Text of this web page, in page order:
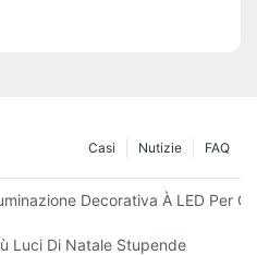
FAQ
Nutizie
Casi
Decorativa À LED Per
Luci Di Natale Stupende